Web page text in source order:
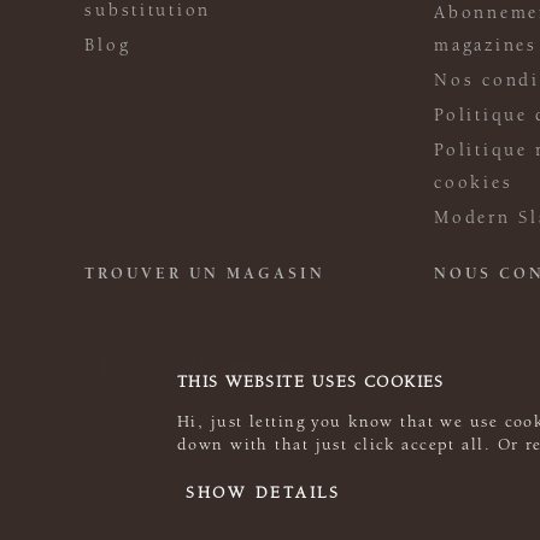
THIS WEBSITE USES COOKIES
Hi, just letting you know that we use
down with that just click accept all. Or
SHOW DETAILS
substitution
Blog
magazines
Nos
Politique
Politique
cookies
Modern
TROUVER UN MAGASIN NOUS
© 2026 Rowan